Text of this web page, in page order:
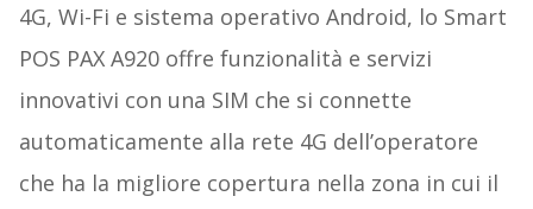
4G, Wi-Fi e sistema operativo Android, lo Smart
POS PAX A920 offre funzionalità e servizi
innovativi con una SIM che si connette
automaticamente alla rete 4G dell’operatore
che ha la migliore copertura nella zona in cui il